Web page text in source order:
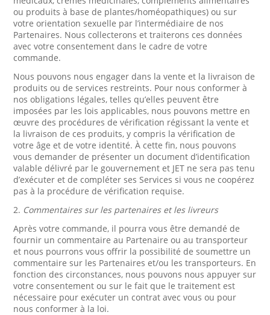
ou produits à base de plantes/homéopathiques) ou sur
votre orientation sexuelle par l’intermédiaire de nos
Partenaires. Nous collecterons et traiterons ces données
avec votre consentement dans le cadre de votre
commande.
Nous pouvons nous engager dans la vente et la livraison de
produits ou de services restreints. Pour nous conformer à
nos obligations légales, telles qu’elles peuvent être
imposées par les lois applicables, nous pouvons mettre en
œuvre des procédures de vérification régissant la vente et
la livraison de ces produits, y compris la vérification de
votre âge et de votre identité. À cette fin, nous pouvons
vous demander de présenter un document d’identification
valable délivré par le gouvernement et JET ne sera pas tenu
d’exécuter et de compléter ses Services si vous ne coopérez
pas à la procédure de vérification requise.
2. Commentaires sur les partenaires et les livreurs
Après votre commande, il pourra vous être demandé de
fournir un commentaire au Partenaire ou au transporteur
et nous pourrons vous offrir la possibilité de soumettre un
commentaire sur les Partenaires et/ou les transporteurs. En
fonction des circonstances, nous pouvons nous appuyer sur
votre consentement ou sur le fait que le traitement est
nécessaire pour exécuter un contrat avec vous ou pour
nous conformer à la loi.